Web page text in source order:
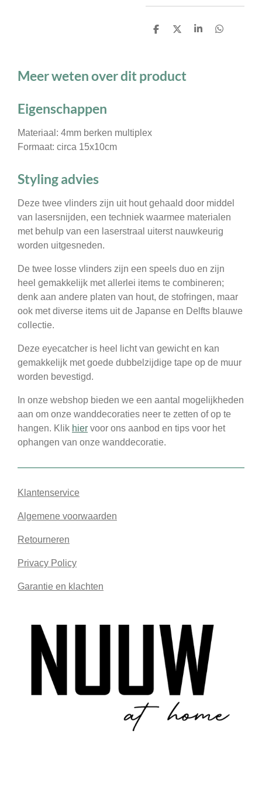
D
D
S
D
Meer weten over dit product
Eigenschappen
Materiaal: 4mm berken multiplex
Formaat: circa 15x10cm
Styling advies
Deze twee vlinders zijn uit hout gehaald door middel
van lasersnijden, een techniek waarmee materialen
met behulp van een laserstraal uiterst nauwkeurig
worden uitgesneden.
De twee losse vlinders zijn een speels duo en zijn
heel gemakkelijk met allerlei items te combineren;
denk aan andere platen van hout, de stofringen, maar
ook met diverse items uit de Japanse en Delfts blauwe
collectie.
Deze eyecatcher is heel licht van gewicht en kan
gemakkelijk met goede dubbelzijdige tape op de muur
worden bevestigd.
In onze webshop bieden we een aantal mogelijkheden
aan om onze wanddecoraties neer te zetten of op te
hangen. Klik hier voor ons aanbod en tips voor het
ophangen van onze wanddecoratie.
Klantenservice
Algemene voorwaarden
Retourneren
Privacy Policy
Garantie en klachten